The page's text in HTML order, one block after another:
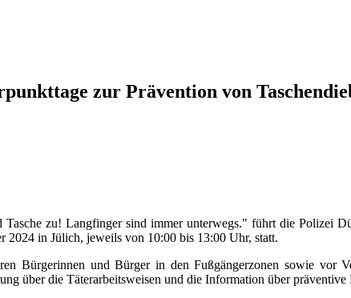
zur Prävention von
zu! Langfinger sind immer unterwegs." führt die Polizei
2024 in Jülich, jeweils von 10:00 bis 13:00 Uhr, statt.
Bürgerinnen und Bürger in den Fußgängerzonen sowie vor
über die Täterarbeitsweisen und die Information über